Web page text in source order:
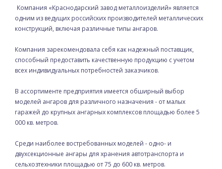
Компания «Краснодарский завод металлоизделий» является
одним из ведущих российских производителей металлических
конструкций, включая различные типы ангаров.
Компания зарекомендовала себя как надежный поставщик,
способный предоставить качественную продукцию с учетом
всех индивидуальных потребностей заказчиков.
В ассортименте предприятия имеется обширный выбор
моделей ангаров для различного назначения - от малых
гаражей до крупных ангарных комплексов площадью более 5
000 кв. метров.
Среди наиболее востребованных моделей - одно- и
двухсекционные ангары для хранения автотранспорта и
сельхозтехники площадью от 75 до 600 кв. метров.